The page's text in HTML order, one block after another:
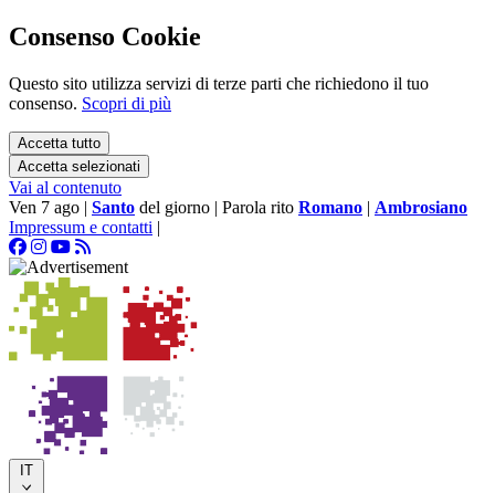
Consenso Cookie
Questo sito utilizza servizi di terze parti che richiedono il tuo
consenso. Scopri di più
Accetta tutto
Accetta selezionati
Vai al contenuto
Ven 7 ago | Santo del giorno | Parola rito Romano | Ambrosiano
Impressum e contatti |
IT